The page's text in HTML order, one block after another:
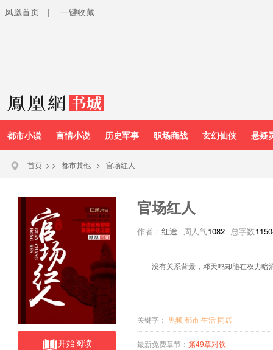
凤凰首页 | 一键收藏
都市小说 言情小说 历史军事 职场商战 玄幻仙侠 悬疑
首页 > > 都市其他 > 官场红人
开始阅读
官场红人
作者： 红途 周人气1082 总字数
没有关系背景，邓天鸣却能在权力暗
关键字： 男频都市生活 同居
最新免费章节： 第49章对饮